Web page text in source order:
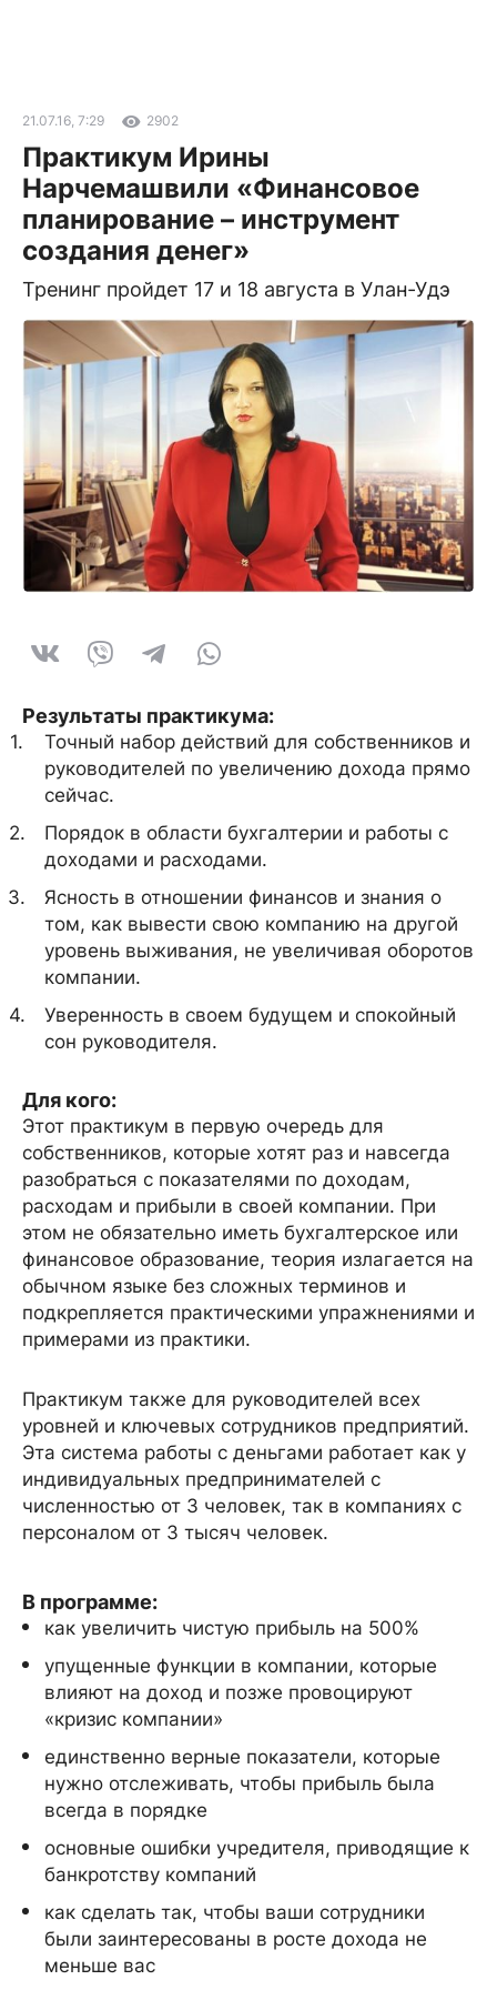
21.07.16, 7:29 2902
Практикум Ирины
Нарчемашвили «Финансовое
планирование – инструмент
создания денег»
Тренинг пройдет 17 и 18 августа в Улан-Удэ
Результаты практикума:
Точный набор действий для собственников и
руководителей по увеличению дохода прямо
сейчас.
Порядок в области бухгалтерии и работы с
доходами и расходами.
Ясность в отношении финансов и знания о
том, как вывести свою компанию на другой
уровень выживания, не увеличивая оборотов
компании.
Уверенность в своем будущем и спокойный
сон руководителя.
Для кого:
Этот практикум в первую очередь для
собственников, которые хотят раз и навсегда
разобраться с показателями по доходам,
расходам и прибыли в своей компании. При
этом не обязательно иметь бухгалтерское или
финансовое образование, теория излагается на
обычном языке без сложных терминов и
подкрепляется практическими упражнениями и
примерами из практики.
Практикум также для руководителей всех
уровней и ключевых сотрудников предприятий.
Эта система работы с деньгами работает как у
индивидуальных предпринимателей с
численностью от 3 человек, так в компаниях с
персоналом от 3 тысяч человек.
В программе:
как увеличить чистую прибыль на 500%
упущенные функции в компании, которые
влияют на доход и позже провоцируют
«кризис компании»
единственно верные показатели, которые
нужно отслеживать, чтобы прибыль была
всегда в порядке
основные ошибки учредителя, приводящие к
банкротству компаний
как сделать так, чтобы ваши сотрудники
были заинтересованы в росте дохода не
меньше вас